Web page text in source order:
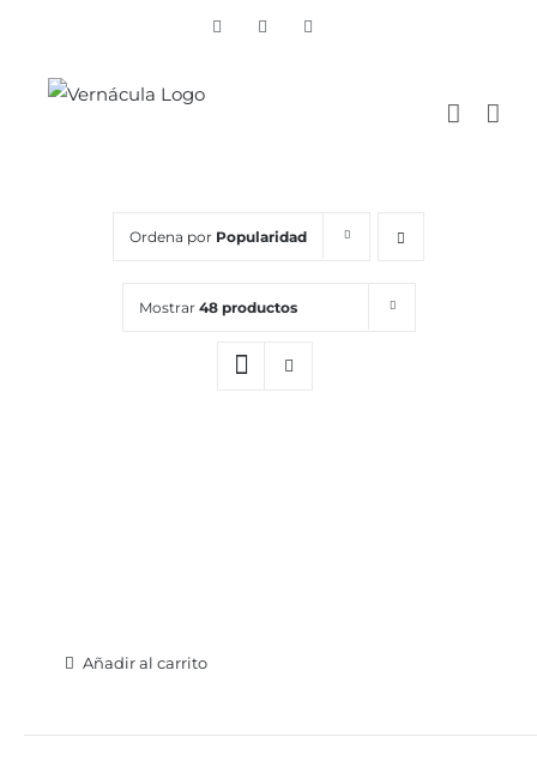
content
Vimeo Facebook
Ordena por Popularidad
Mostrar 48 productos
Añadir al carrito